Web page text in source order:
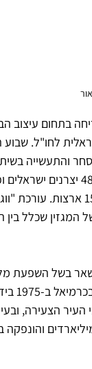
בתחום עיצוב
לחו"ל. שבוע
על ידי משרד המסחר
קניינים (כולל נציגים של בתי כולבו גדולים
ורילנד, ייחדה לאופנה הישראלית סיקור נרחב
בשל השפעת
והעליה
הצעירה,
והונפקה